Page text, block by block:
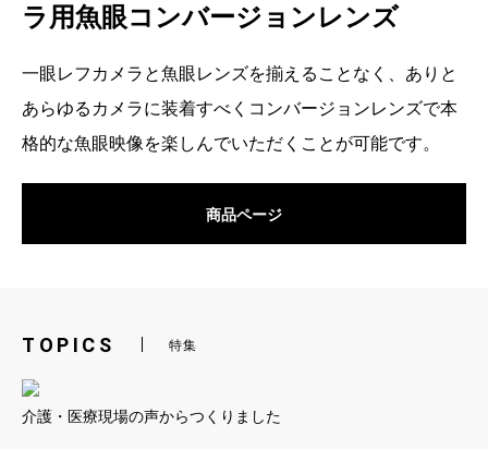
ラ用魚眼コンバージョンレンズ
一眼レフカメラと魚眼レンズを揃えることなく、ありと
あらゆるカメラに装着すべくコンバージョンレンズで本
格的な魚眼映像を楽しんでいただくことが可能です。
商品ページ
TOPICS 特集
介護・医療現場の声からつくりました